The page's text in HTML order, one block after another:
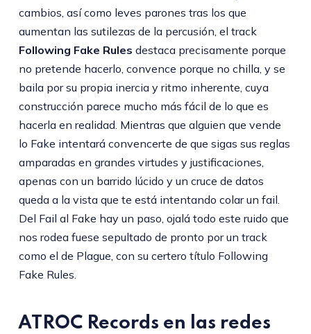
cambios, así como leves parones tras los que
aumentan las sutilezas de la percusión, el track
Following Fake Rules destaca precisamente porque
no pretende hacerlo, convence porque no chilla, y se
baila por su propia inercia y ritmo inherente, cuya
construcción parece mucho más fácil de lo que es
hacerla en realidad. Mientras que alguien que vende
lo Fake intentará convencerte de que sigas sus reglas
amparadas en grandes virtudes y justificaciones,
apenas con un barrido lúcido y un cruce de datos
queda a la vista que te está intentando colar un fail.
Del Fail al Fake hay un paso, ojalá todo este ruido que
nos rodea fuese sepultado de pronto por un track
como el de Plague, con su certero título Following
Fake Rules.
ATROC Records en las redes